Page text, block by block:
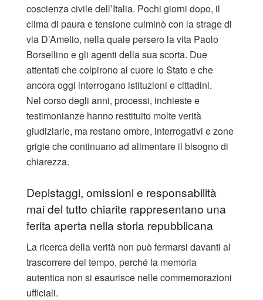
coscienza civile dell’Italia. Pochi giorni dopo, il
clima di paura e tensione culminò con la strage di
via D’Amelio, nella quale persero la vita Paolo
Borsellino e gli agenti della sua scorta. Due
attentati che colpirono al cuore lo Stato e che
ancora oggi interrogano istituzioni e cittadini.
Nel corso degli anni, processi, inchieste e
testimonianze hanno restituito molte verità
giudiziarie, ma restano ombre, interrogativi e zone
grigie che continuano ad alimentare il bisogno di
chiarezza.
Depistaggi, omissioni e responsabilità
mai del tutto chiarite rappresentano una
ferita aperta nella storia repubblicana
La ricerca della verità non può fermarsi davanti al
trascorrere del tempo, perché la memoria
autentica non si esaurisce nelle commemorazioni
ufficiali.